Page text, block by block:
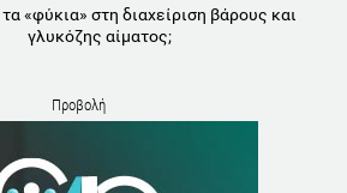
«φύκια» στη διαχείριση βάρους και
γλυκόζης αίματος;
Προβολή